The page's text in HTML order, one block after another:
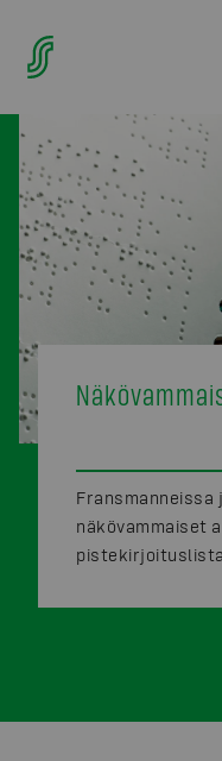
Fransmanneissa
näkövammaiset